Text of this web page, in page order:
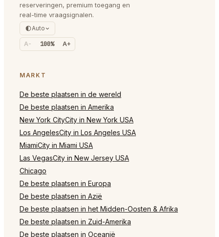
reserveringen, premium toegang en
real-time vraagsignalen.
Auto
A- 100% A+
MARKT
De beste plaatsen in de wereld
De beste plaatsen in Amerika
New York CityCity in New York USA
Los AngelesCity in Los Angeles USA
MiamiCity in Miami USA
Las VegasCity in New Jersey USA
Chicago
De beste plaatsen in Europa
De beste plaatsen in Azië
De beste plaatsen in het Midden-Oosten & Afrika
De beste plaatsen in Zuid-Amerika
De beste plaatsen in Oceanië